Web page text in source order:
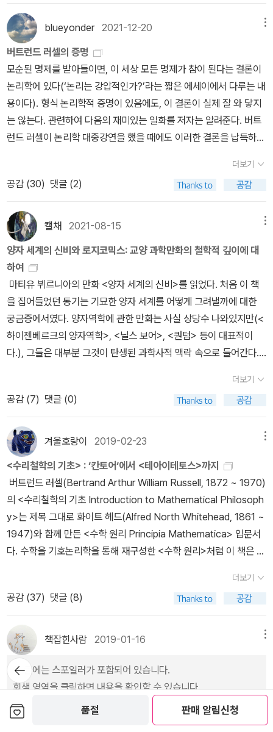
품절 판매 알림신청
헤쳐나갈 수 있는 창조적인 생의 의지이다. 러셀과 수많은 논리학자
들이 겪어야했던 고통과 비교하면 우리가 그동안 고수하고 있었던 삶
의 가치와 신념을 스스로 파괴하면서 느끼게 되는 고통은 새 발의 피
에 불과하다. 결국 러셀은 확실성의 세계를 이루고 있는 토대를 찾기
위해서 스스로 ' 행동 ' 했으며 이를 위해서 ' 광기 ' 라는 고통을 감수
해야만 했다. 창조하는 것, 이것이야말로 고통으로부터의 위대한 구
원이며, 삶을 가볍게 만드는 것이다. 하지만 창조하는 자가 되려면 뼈
를 깎는 고통이 필요하고, 많은 변신이 필요하다. - 프리드리히 니체
<차라투스트라는 이렇게 말하였다>, 펭귄클래식코리아, p 159 - 러
셀이 추구했던 논리학의 토대 구축은 확실성으로 이루어진 세계를 창
원히 남게 될 도전이었다. 어떻게 보면 러셀이야말로 니체가 수백년
안에 등장할 것이라고 예언한 그 ' 위버멘쉬 ' , 자기 손으로 자기가 믿
고 있던 가치를 스스로 극복할 줄 아는 초인이 아닐까 생각된다.
13년)잉여향유는 라캉이 고안한 정신분석학 용어다. 잉여는 마르크
스의 경제이론에서 가장 중요한 개념인 ‘잉여가치(Mehrwert, surpl
us value)’와 관련이 있다.노동자가 일을 해서 상품을 만드는 시간은
상품의 가치와 동일하다. 상품이 팔리면서 나온 이익은 노동자가 받
는 임금이다. 그런데 노동자가 일하는 시간은 고정적이지 않다. 왜냐
하면 노동자를 고용한 자본가는 노동자의 노동력을 마음대로 사용할
수 있는데 이윤을 더 많이 얻기 위해 노동 시간을 늘린다. 노동자의 일
이 늘어날수록 상품의 가치가 증식된다. 이것이 바로 자본가가 획득
(yeondoo, 2025년) * 숀 호머, 김서영 옮김 《라캉 읽기》 (은행나
무, 2014년) * 브루스 핑크, 이성민 옮김 《라캉의 주체: 언어와 향유
사이에서》 (도서출판b, 2010년) * 김석 《에크리: 라캉으로 이끄는
마법의 문자들》 (살림, 2007년) * 딜런 에반스, 김종주 옮김 《라깡
정신분석 사전》 (인간사랑, 1998년)향유(jouissance, 주이상스)는
‘쾌감’을 뜻하는 용어다. ‘향락’으로 번역되기도 하는데, 주이상스
는 우리말로 번역하기 애매한 개념이다. 소크라테스(Socrates)가
시민들과 대화를 주고받으면서 철학을 했듯이 라캉은 자신의 사상을
말로 설명하는 강의와 세미나를 중시했다. 그의 이름이 저자로 표기
된 저작물은 강연과 세미나 내용을 편집해서 만든 것이다.주이상스를
간단하게 설명하면 ‘고통스러운 과도한 쾌락’이다. 지나치게 쾌락에
서도 동시에 ‘죽도록 즐기고 싶은’ 매혹적인 쾌락이다. 지젝은 자본주
의 체제에서 잉여향유가 어떻게 작동하는지 분석한다. 그가 자본주의
를 분석하기 위해 사용된 사상의 도구 틀이 너무 많다. 앞서 언급했듯
이 헤겔, 마르크스, 라캉을 자주 사용하며 이 세 사상가를 다르게 해석
한 동시대 학자들의 견해까지 가지고 온다. * [절판] 자크 라캉, 홍준
기 · 이종영 · 조형준 · 김대진 함께 옮김 《에크리》 (새물결, 2019년)
《잉여향유》 1장에서 유심히 읽은 내용은 <과학 없이도 자본주의도,
자본주의에서의 탈피도 없다>라는 소제목의 글이다. 이 글에서 지젝
은 라캉의 《에크리》의 제일 마지막에 있는 <과학과 진리>라는 강연
은 자신이 존재하게 된 순환 경로를 조작한다. 달리 말하면, 과학은 정
신분석이 진지하게 작동시키는 진실의 차원을 망각한다. (《잉여향
성되었을 때는 태어날 때의 우여곡절을 망각한다. 즉 정신분석이 거
기서 명백히 작용시키는 진리 차원을 말이다. (라캉, 《에크리》, <과학
과 진리> 중에서, 1029쪽)라캉이 바라본 과학은 합리적인 지식을 추
구하는 학문이다. 반면에 정신분석학은 진리를 탐구하는 주체를 연구
대상으로 삼으며 주체의 무의식에도 주목한다. 따라서 정신분석학은
무의식적 주체를 규명하는 과학이다. 지젝은 라캉이 표현한, ‘기억 없
(書齋)가 깨끗한 모양. 소식(蘇軾)이 ‘명창정궤에 붓 벼루 종이 먹
등이 극상품이면 인생의 한 낙인데, 이 모두를 갖추기가 드물다.’ 했
음.<구양수歐陽修 시필試筆>主人好客頗知禮 淨几明窓甁有
花(주인호객파지례 정궤명창병유화 ; 손님 맞기 좋아하는 주인 영감
예의 범절 도저到底하여, 명창정궤에 꽃병까지 곁들였네.)<박종악
朴宗岳 송참松站>완벽한 서재를 유지하는 유일한 방법은 책을 서
가에 꽂아둘수 있는 만큼만 가지는 것이다.내가 이 세상 도처에서 쉴
곳을 찾아보았으되, 마침내 찾아낸, 책이 있는 구석방보다 나은 곳은
없더라 - 장미의 이름이 책에서 소개하고 있는 책들을 모아봤다.가지
고 있는게 별로 읍다. 84권 중 21권내 지식의 넓이와 깊이가 아무것
도 아님을 깨닫는다.
blueyonder2021-12-20
버트런드 러셀의 증명
모순된 명제를 받아들이면, 이 세상 모든 명제가 참이 된다는 결론이
논리학에 있다(‘논리는 강압적인가?’라는 짧은 에세이에서 다루는 내
용이다). 형식 논리학적 증명이 있음에도, 이 결론이 실제 잘 와 닿지
는 않는다. 관련하여 다음의 재미있는 일화를 저자는 알려준다. 버트
런드 러셀이 논리학 대중강연을 했을 때에도 이러한 결론을 납득하지
가 교황이라는 것을 증명해 보세요.” 러셀은 이렇게 답했다. “매우 좋
습니다. 2 더하기 2는 5로부터 양변에서 3을 빼면 2는 1과 같다는 결
론을 얻습니다. 당신과 교황이 둘이고요, 그러므로 당신들은 하나입
니다.” 감탄이 나오는 순발력이다. 또는 러셀 자신이 이미 이런 문제
를 생각해 봤었는지도...논리학은 위대하다. 논리학에서 수학이 나오
고 과학이 나온다. 수학이—계산이—잘못되면 로켓이 제대로 발사되
지 않거나, 발사되어도 엉뚱한 곳으로 날아간다. 추상적 수학이 인간
세계를 지배한다.다음은 러셀이 주인공으로 나오는 수학과 논리에 관
한 책이다. 만화이지만 매우 수준이 높고 내용이 좋다.
더보기
공감 (30) 댓글 (2)
캘채 2021-08-15
양자 세계의 신비와 로지코믹스: 교양 과학만화의 철학적 깊이에 대
하여
마티유 뷔르니아의 만화 <양자 세계의 신비>를 읽었다. 처음 이 책
을 집어들었던 동기는 기묘한 양자 세계를 어떻게 그려낼까에 대한
궁금증에서였다. 양자역학에 관한 만화는 사실 상당수 나와있지만(<
하이젠베르크의 양자역학>, <닐스 보어>, <퀀텀> 등이 대표적이
다.), 그들은 대부분 그것이 탄생된 과학사적 맥락 속으로 들어간다.
직접 그려내는 것처럼 보였던 것이다. 뇌 속의 신경계를 재치 있게 그
려낸 만화 <뉴로코믹>처럼 말이다. 그러나 만화를 읽으면서 그 기대
는 깨졌다. 이 만화 또한 양자역학의 역사를 다루는 것에 가까웠던 것
이다. 심지어 설명을 그렇게 잘 한 것 같지도 않았다. 양자역학 만화책
중 가장 읽기 힘들고 어려웠다. 감수를 맡은 김상욱 교수는 이 책을
'만화라면 양자역학의 어려움을 덜어줄 수 있을까에 대한 흥미로운
대답'이라고 했지만 차라리 그의 책이 훨씬 더 양자역학에 접근하기
에 좋다(특히 '김상욱의 양자공부'는 한국 최고의 과학교양서로 뽑을
만큼 잘 쓰여졌다). 그래서 실망감을 안은 채로 힘들게 이 책을 읽어
나갔다. 그러나 마지막 휴 에버렛의 이야기를 지나 다중 세계가 눈 앞
에 펼쳐지는 장면에서, 이를 수 없는 감동이 밀려왔다. 그리고 깨달았
다. 이 책을 단순히 양자역학 전달용 만화로 읽어선 안 된다는 것, 하
나의 예술 작품이자 과학과 철학의 세계에 관한 선언으로 읽어야 한
현실세계라고 하기도 힘들고 양자 세계라고 하기도 힘들다. 그것들이
한데 뒤엉켜 있는, 굉장히 특이한 세계다. 이 세계와 가장 비슷한 세계
는 루이스 캐럴이 쓴 <이상한 나라의 앨리스>에 나오는 세계다. 실제
로 주인공 밥은 앨리스가 토끼굴 속으로 '떨어지듯이' 의자 속으로 '떨
어지면서' 이 세계로 들어가고, 앨리스가 같은 장소에서 꿈에서 깨어
나듯 똑같이 의자에서 꿈에서 깨어나며 세계에서 빠져나온다. 이 부
더보기
공감 (7) 댓글 (0)
겨울호랑이 2019-02-23
<수리철학의 기초> : ‘칸토어‘에서 <테아이테토스>까지
버트런드 러셀(Bertrand Arthur William Russell, 1872 ~ 1970)
의 <수리철학의 기초 Introduction to Mathematical Philosoph
y>는 제목 그대로 화이트 헤드(Alfred North Whitehead, 1861 ~
1947)와 함께 만든 <수학 원리 Principia Mathematica> 입문서
다. 수학을 기호논리학을 통해 재구성한 <수학 원리>처럼 이 책은 주
그렇다면, 저자는 이 책을 통해 무엇을 말하고 싶었을까? 이 페이퍼
에서는 이를 알아보려 한다. 러셀의 주장을 들어보기 전 우리는 먼저
다른 수학자를 만나야 하는데, 그는 바로 칸토어(Georg Ferdinand
Ludwig Philipp Cantor, 1845 ~ 1918)다. 칸토어는 두 집합 A
와 B사이에 전단사함수(bijection)가 존재하면 그들의 크기, 즉 '기
수(cardinality)가 같다'라고 정의했다. 이는 A의 원소와 B의 원소 사
이에 일대일대응(one-to-one correspondence)이 있다는 뜻이
다. 만일 A와 B 사이에 전단사함수가 존재하지 않고 A와 B의 부분집
합 사이에 전단사함수가 있으면 'A는 B보다 기수가 작다'라고 한다.
더보기
공감 (37) 댓글 (8)
책잡힌사람 2019-01-16
이 글에는 스포일러가 포함되어 있습니다.
회색 영역을 클릭하면 내용을 확인할 수 있습니다.
공감 (
뒤로가
기